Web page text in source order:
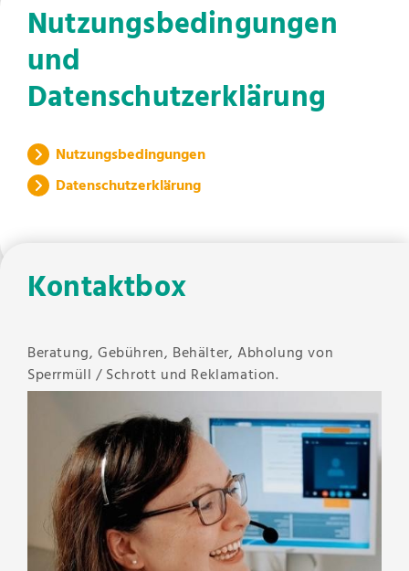
Nutzungsbedingungen
und
Datenschutzerklärung
Nutzungsbedingungen
Datenschutzerklärung
Kontaktbox
Beratung, Gebühren, Behälter, Abholung von
Sperrmüll / Schrott und Reklamation.